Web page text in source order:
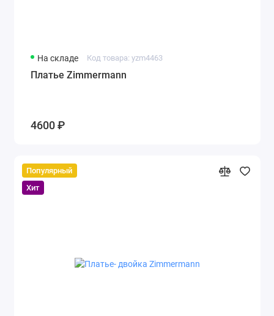
На складе Код товара: yzm4463
Платье Zimmermann
4600 ₽
Популярный
Хит